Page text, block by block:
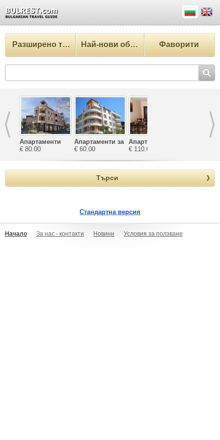
Разширено търсене Най-нови обекти Фаворити
Апартаменти
Катерина
€ 80.00
Апартаменти за
почивка
€ 60.00
Апартаменти
Зефира
€ 110.00
Търси
Стандартна версия
Начало За нас - контакти Новини Условия за ползване